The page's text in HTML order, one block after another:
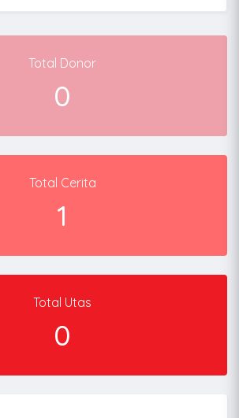
Total Donor
0
Total Cerita
1
Total Utas
0